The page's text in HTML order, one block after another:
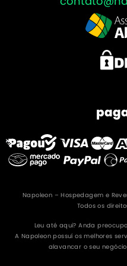
Napoleon – Hospedagem e
Todos os
Leu até aqui? Anda
A Napoleon possuí os melhores
alavancar o seu